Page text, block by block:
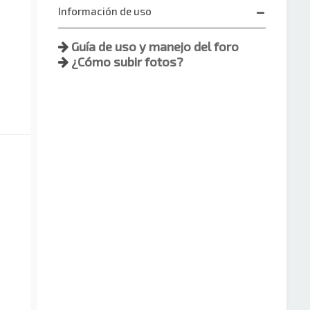
Información de uso
Guía de uso y manejo del foro
¿Cómo subir fotos?